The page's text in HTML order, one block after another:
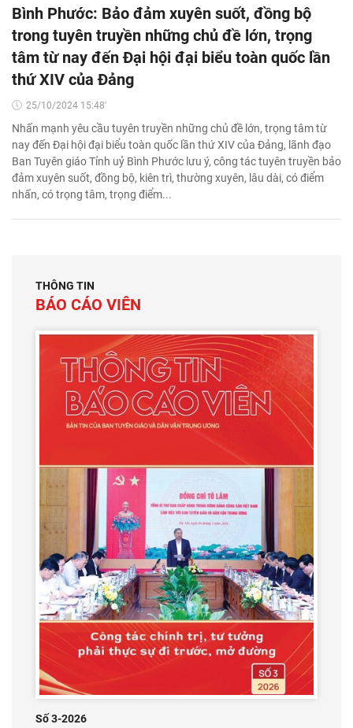
Bình Phước: Bảo đảm xuyên suốt, đồng bộ
trong tuyên truyền những chủ đề lớn, trọng
tâm từ nay đến Đại hội đại biểu toàn quốc lần
thứ XIV của Đảng
25/10/2024 15:48'
Nhấn mạnh yêu cầu tuyên truyền những chủ đề lớn, trọng tâm từ
nay đến Đại hội đại biểu toàn quốc lần thứ XIV của Đảng, lãnh đạo
Ban Tuyên giáo Tỉnh uỷ Bình Phước lưu ý, công tác tuyên truyền bảo
đảm xuyên suốt, đồng bộ, kiên trì, thường xuyên, lâu dài, có điểm
nhấn, có trọng tâm, trọng điểm...
THÔNG TIN
BÁO CÁO VIÊN
Số 3-2026